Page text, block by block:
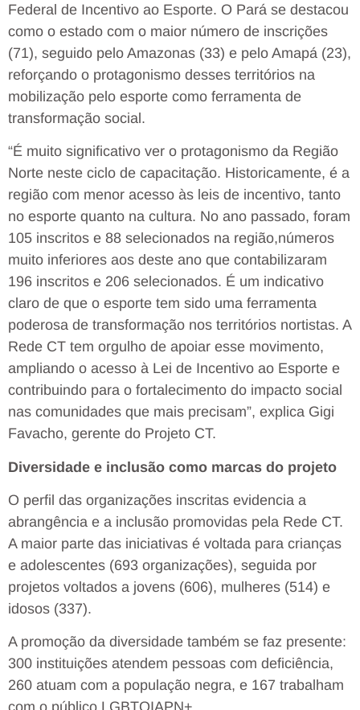
Federal de Incentivo ao Esporte. O Pará se destacou
como o estado com o maior número de inscrições
(71), seguido pelo Amazonas (33) e pelo Amapá (23),
reforçando o protagonismo desses territórios na
mobilização pelo esporte como ferramenta de
transformação social.
“É muito significativo ver o protagonismo da Região
Norte neste ciclo de capacitação. Historicamente, é a
região com menor acesso às leis de incentivo, tanto
no esporte quanto na cultura. No ano passado, foram
105 inscritos e 88 selecionados na região,números
muito inferiores aos deste ano que contabilizaram
196 inscritos e 206 selecionados. É um indicativo
claro de que o esporte tem sido uma ferramenta
poderosa de transformação nos territórios nortistas. A
Rede CT tem orgulho de apoiar esse movimento,
ampliando o acesso à Lei de Incentivo ao Esporte e
contribuindo para o fortalecimento do impacto social
nas comunidades que mais precisam”, explica Gigi
Favacho, gerente do Projeto CT.
Diversidade e inclusão como marcas do projeto
O perfil das organizações inscritas evidencia a
abrangência e a inclusão promovidas pela Rede CT.
A maior parte das iniciativas é voltada para crianças
e adolescentes (693 organizações), seguida por
projetos voltados a jovens (606), mulheres (514) e
idosos (337).
A promoção da diversidade também se faz presente:
300 instituições atendem pessoas com deficiência,
260 atuam com a população negra, e 167 trabalham